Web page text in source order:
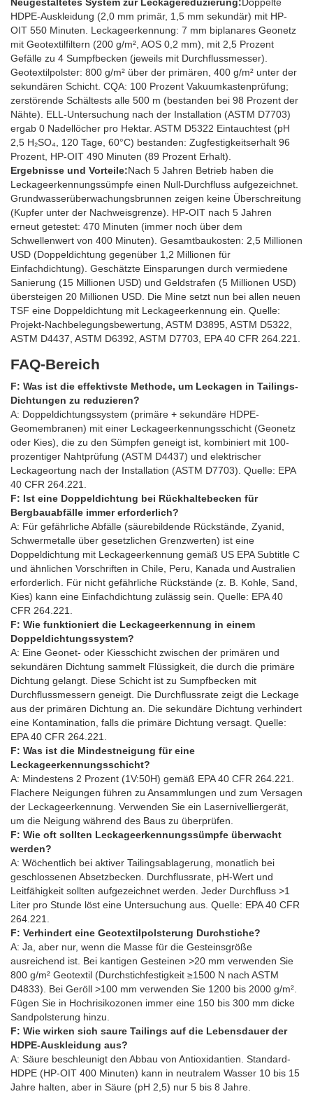
HDPE-Auskleidung (2,0 mm primär, 1,5 mm sekundär) mit HP-
OIT 550 Minuten. Leckageerkennung: 7 mm biplanares Geonetz
mit Geotextilfiltern (200 g/m², AOS 0,2 mm), mit 2,5 Prozent
Gefälle zu 4 Sumpfbecken (jeweils mit Durchflussmesser).
Geotextilpolster: 800 g/m² über der primären, 400 g/m² unter der
sekundären Schicht. CQA: 100 Prozent Vakuumkastenprüfung;
zerstörende Schältests alle 500 m (bestanden bei 98 Prozent der
Nähte). ELL-Untersuchung nach der Installation (ASTM D7703)
ergab 0 Nadellöcher pro Hektar. ASTM D5322 Eintauchtest (pH
2,5 H₂SO₄, 120 Tage, 60°C) bestanden: Zugfestigkeitserhalt 96
Prozent, HP-OIT 490 Minuten (89 Prozent Erhalt).
Ergebnisse und Vorteile:Nach 5 Jahren Betrieb haben die
Leckageerkennungssümpfe einen Null-Durchfluss aufgezeichnet.
Grundwasserüberwachungsbrunnen zeigen keine Überschreitung
(Kupfer unter der Nachweisgrenze). HP-OIT nach 5 Jahren
erneut getestet: 470 Minuten (immer noch über dem
Schwellenwert von 400 Minuten). Gesamtbaukosten: 2,5 Millionen
USD (Doppeldichtung gegenüber 1,2 Millionen für
Einfachdichtung). Geschätzte Einsparungen durch vermiedene
Sanierung (15 Millionen USD) und Geldstrafen (5 Millionen USD)
übersteigen 20 Millionen USD. Die Mine setzt nun bei allen neuen
TSF eine Doppeldichtung mit Leckageerkennung ein. Quelle:
Projekt-Nachbelegungsbewertung, ASTM D3895, ASTM D5322,
ASTM D4437, ASTM D6392, ASTM D7703, EPA 40 CFR 264.221.
FAQ-Bereich
F: Was ist die effektivste Methode, um Leckagen in Tailings-
Dichtungen zu reduzieren?
A: Doppeldichtungssystem (primäre + sekundäre HDPE-
Geomembranen) mit einer Leckageerkennungsschicht (Geonetz
oder Kies), die zu den Sümpfen geneigt ist, kombiniert mit 100-
prozentiger Nahtprüfung (ASTM D4437) und elektrischer
Leckageortung nach der Installation (ASTM D7703). Quelle: EPA
40 CFR 264.221.
F: Ist eine Doppeldichtung bei Rückhaltebecken für
Bergbauabfälle immer erforderlich?
A: Für gefährliche Abfälle (säurebildende Rückstände, Zyanid,
Schwermetalle über gesetzlichen Grenzwerten) ist eine
Doppeldichtung mit Leckageerkennung gemäß US EPA Subtitle C
und ähnlichen Vorschriften in Chile, Peru, Kanada und Australien
erforderlich. Für nicht gefährliche Rückstände (z. B. Kohle, Sand,
Kies) kann eine Einfachdichtung zulässig sein. Quelle: EPA 40
CFR 264.221.
F: Wie funktioniert die Leckageerkennung in einem
Doppeldichtungssystem?
A: Eine Geonet- oder Kiesschicht zwischen der primären und
sekundären Dichtung sammelt Flüssigkeit, die durch die primäre
Dichtung gelangt. Diese Schicht ist zu Sumpfbecken mit
Durchflussmessern geneigt. Die Durchflussrate zeigt die Leckage
aus der primären Dichtung an. Die sekundäre Dichtung verhindert
eine Kontamination, falls die primäre Dichtung versagt. Quelle:
EPA 40 CFR 264.221.
F: Was ist die Mindestneigung für eine
Leckageerkennungsschicht?
A: Mindestens 2 Prozent (1V:50H) gemäß EPA 40 CFR 264.221.
Flachere Neigungen führen zu Ansammlungen und zum Versagen
der Leckageerkennung. Verwenden Sie ein Lasernivelliergerät,
um die Neigung während des Baus zu überprüfen.
F: Wie oft sollten Leckageerkennungssümpfe überwacht
werden?
A: Wöchentlich bei aktiver Tailingsablagerung, monatlich bei
geschlossenen Absetzbecken. Durchflussrate, pH-Wert und
Leitfähigkeit sollten aufgezeichnet werden. Jeder Durchfluss >1
Liter pro Stunde löst eine Untersuchung aus. Quelle: EPA 40 CFR
264.221.
F: Verhindert eine Geotextilpolsterung Durchstiche?
A: Ja, aber nur, wenn die Masse für die Gesteinsgröße
ausreichend ist. Bei kantigen Gesteinen >20 mm verwenden Sie
800 g/m² Geotextil (Durchstichfestigkeit ≥1500 N nach ASTM
D4833). Bei Geröll >100 mm verwenden Sie 1200 bis 2000 g/m².
Fügen Sie in Hochrisikozonen immer eine 150 bis 300 mm dicke
Sandpolsterung hinzu.
F: Wie wirken sich saure Tailings auf die Lebensdauer der
HDPE-Auskleidung aus?
A: Säure beschleunigt den Abbau von Antioxidantien. Standard-
HDPE (HP-OIT 400 Minuten) kann in neutralem Wasser 10 bis 15
Jahre halten, aber in Säure (pH 2,5) nur 5 bis 8 Jahre.